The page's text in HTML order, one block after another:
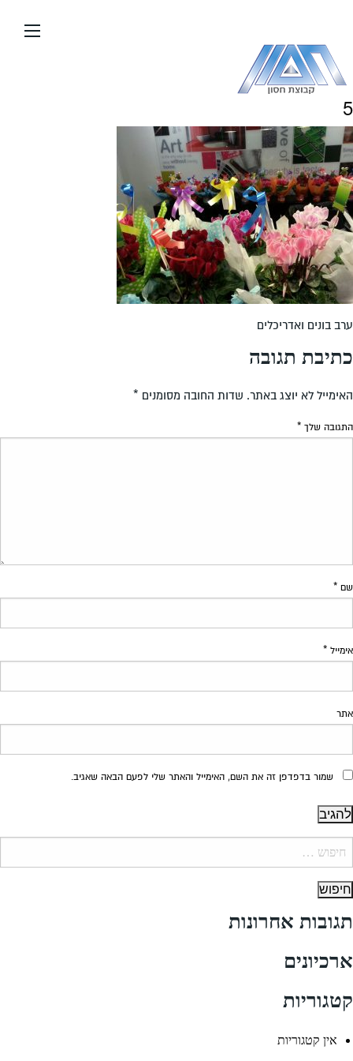
העמוד
5
ערב בונים ואדריכלים
כתיבת תגובה
האימייל לא יוצג באתר. שדות החובה מסומנים *
התגובה שלך *
שם *
אימייל *
אתר
שמור בדפדפן זה את השם, האימייל והאתר שלי לפעם הבאה שאגיב.
תגובות אחרונות
ארכיונים
קטגוריות
אין קטגוריות